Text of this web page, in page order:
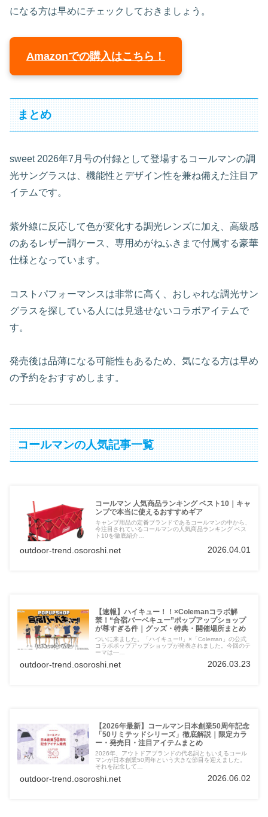
になる方は早めにチェックしておきましょう。
Amazonでの購入はこちら！
まとめ
sweet 2026年7月号の付録として登場するコールマンの調
光サングラスは、機能性とデザイン性を兼ね備えた注目ア
イテムです。
紫外線に反応して色が変化する調光レンズに加え、高級感
のあるレザー調ケース、専用めがねふきまで付属する豪華
仕様となっています。
コストパフォーマンスは非常に高く、おしゃれな調光サン
グラスを探している人には見逃せないコラボアイテムで
す。
発売後は品薄になる可能性もあるため、気になる方は早め
の予約をおすすめします。
コールマンの人気記事一覧
コールマン 人気商品ランキング ベスト10｜キャ
ンプで本当に使えるおすすめギア
キャンプ用品の定番ブランドであるコールマンの中から、
今注目されているコールマンの人気商品ランキング ベス
ト10を徹底紹介…
outdoor-trend.osoroshi.net 2026.04.01
【速報】ハイキュー！！×Colemanコラボ解
禁！“合宿バーベキュー”ポップアップショップ
が尊すぎる件｜グッズ・特典・開催場所まとめ
ついに来ました。「ハイキュー!!」×「Coleman」の公式
コラボポップアップショップが発表されました。今回のテ
ーマは―…
outdoor-trend.osoroshi.net 2026.03.23
【2026年最新】コールマン日本創業50周年記念
「50リミテッドシリーズ」徹底解説｜限定カラ
ー・発売日・注目アイテムまとめ
2026年、アウトドアブランドの代名詞ともいえるコール
マンが日本創業50周年という大きな節目を迎えました。
それを記念して…
outdoor-trend.osoroshi.net 2026.06.02